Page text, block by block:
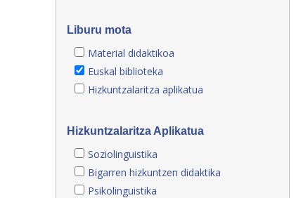
Liburu mota
Material didaktikoa
Euskal biblioteka
Hizkuntzalaritza aplikatua
Hizkuntzalaritza Aplikatua
Soziolinguistika
Bigarren hizkuntzen didaktika
Psikolinguistika